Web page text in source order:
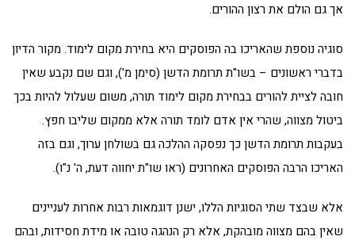
אך גם הולם את רצון ההורים.
סוגיה נוספת שהאריכו בה הפוסקים היא בחירת מקום לימוד. מקור הדיון
בדברי ראשונים – בשו"ת תרומת הדשן (סימן מ'), וגם שם נקבע שאין
חובה לציית להורים בבחירת מקום לימוד תורה, משום שעלול להיות בכך
ביטול מצווה, שהרי אין אדם לומד תורה אלא ממקום שליבו חפץ.
בעקבות תרומת הדשן כך נפסקה ההלכה גם בשולחן ערוך, וגם בזה
האריכו הרבה הפוסקים האחרונים (ראו שו"ת יחווה דעת, ה' נ"ו).
אלא שבצד שתי הסוגיות הללו, ישנן דוגמאות רבות אחרות לעניינים
שאין בהם מצווה מובהקת, אלא רק הנהגה טובה או מידת חסידות, ובהם